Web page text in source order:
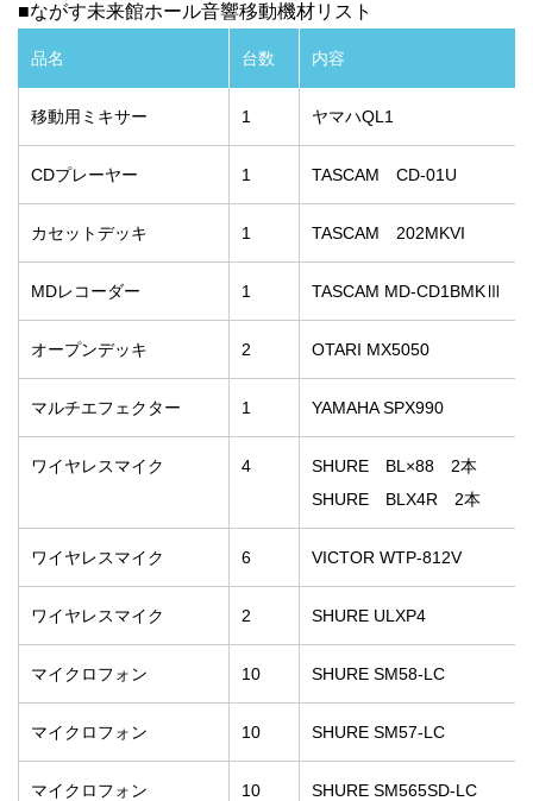
■ながす未来館ホール音響移動機材リスト
品名 台数 内容
移動用ミキサー 1 ヤマハQL1
CDプレーヤー 1 TASCAM CD-01U
カセットデッキ 1 TASCAM 202MKVI
MDレコーダー 1 TASCAM MD-CD1BMKⅢ
オープンデッキ 2 OTARI MX5050
マルチエフェクター 1 YAMAHA SPX990
ワイヤレスマイク 4
SHURE BL×88 2本
SHURE BLX4R 2本
ワイヤレスマイク 6 VICTOR WTP-812V
ワイヤレスマイク 2 SHURE ULXP4
マイクロフォン 10 SHURE SM58-LC
マイクロフォン 10 SHURE SM57-LC
マイクロフォン 10 SHURE SM565SD-LC